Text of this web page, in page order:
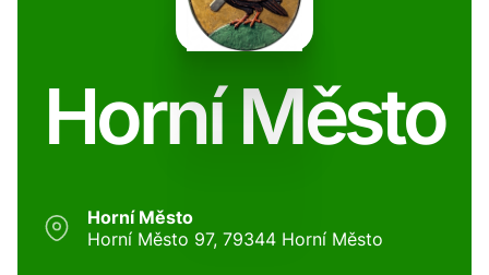
Horní Město
Horní Město
Horní Město 97, 79344 Horní Město